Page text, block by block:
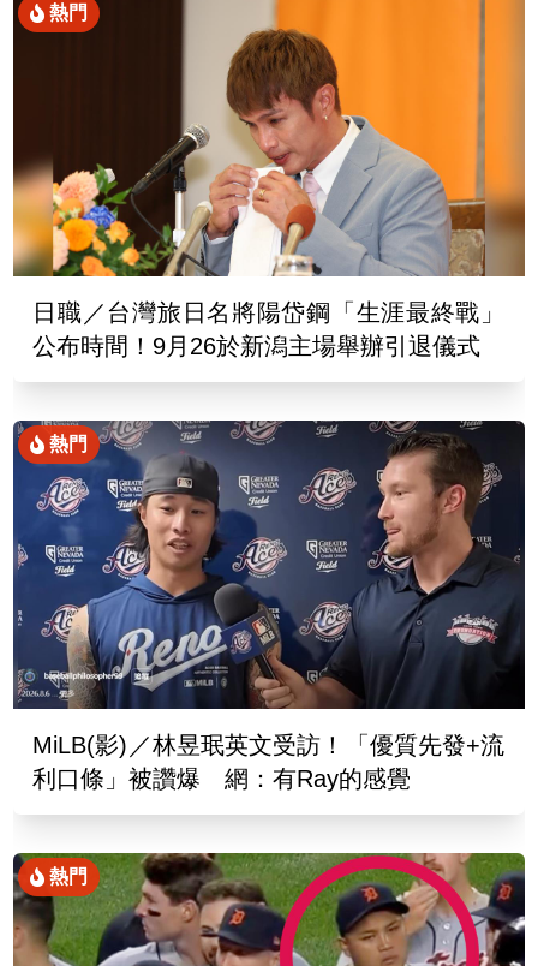
熱門
日職／台灣旅日名將陽岱鋼「生涯最終戰」
公布時間！9月26於新潟主場舉辦引退儀式
熱門
MiLB(影)／林昱珉英文受訪！「優質先發+流
利口條」被讚爆 網：有Ray的感覺
熱門